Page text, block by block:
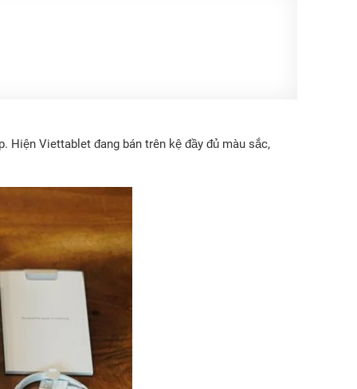
Hiện Viettablet đang bán trên kệ đầy đủ màu sắc,